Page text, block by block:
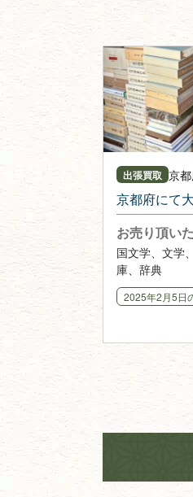
出張買取 京
京都府にて
お売り頂い
国文学、文学
庫、辞典
2025年2月5日